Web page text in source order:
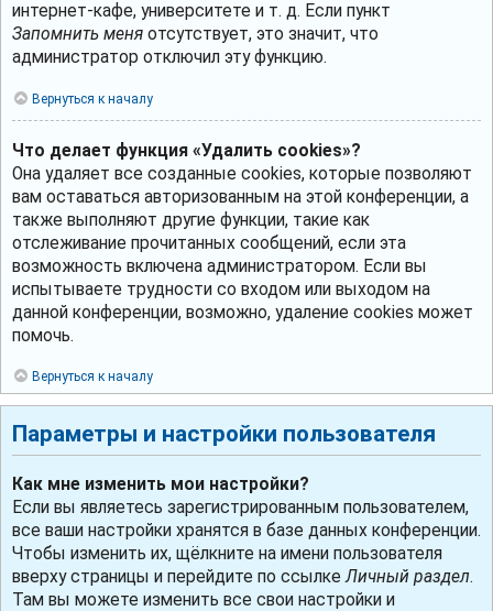
интернет-кафе, университете и т. д. Если пункт
Запомнить меня отсутствует, это значит, что
администратор отключил эту функцию.
Вернуться к началу
Что делает функция «Удалить cookies»?
Она удаляет все созданные cookies, которые позволяют
вам оставаться авторизованным на этой конференции, а
также выполняют другие функции, такие как
отслеживание прочитанных сообщений, если эта
возможность включена администратором. Если вы
испытываете трудности со входом или выходом на
данной конференции, возможно, удаление cookies может
помочь.
Вернуться к началу
Параметры и настройки пользователя
Как мне изменить мои настройки?
Если вы являетесь зарегистрированным пользователем,
все ваши настройки хранятся в базе данных конференции.
Чтобы изменить их, щёлкните на имени пользователя
вверху страницы и перейдите по ссылкеЛичный раздел.
Там вы можете изменить все свои настройки и